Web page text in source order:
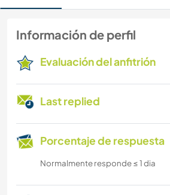
Información de perfil
Evaluación del anfitrión
Last replied
Porcentaje de respuesta
Normalmente responde ≤ 1 dia